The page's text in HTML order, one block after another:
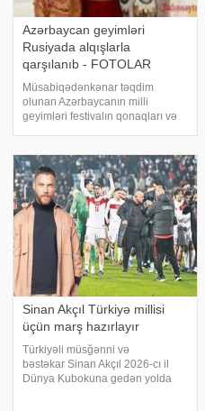
Azərbaycan geyimləri
Rusiyada alqışlarla
qarşılanıb - FOTOLAR
Müsabiqədənkənar təqdim
olunan Azərbaycanın milli
geyimləri festivalın qonaqları və
Xəlilovanın kolleksiyasından olan
Azərbaycanın milli geyimləri
İrkutsku
Sinan Akçıl Türkiyə millisi
üçün marş hazırlayır
Türkiyəli müsğənni və
bəstəkar Sinan Akçıl 2026-cı il
Dünya Kubokuna gedən yolda